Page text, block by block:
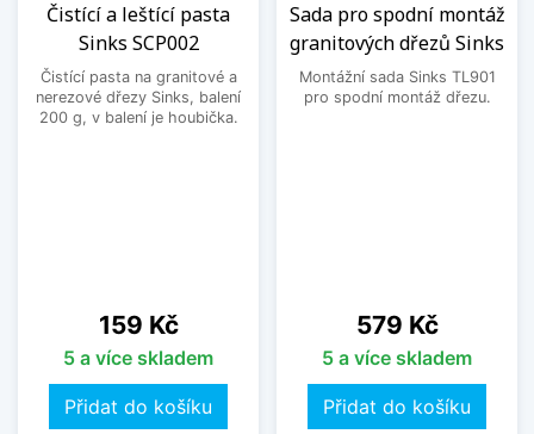
Čistící a leštící pasta
Sinks SCP002
Čistící pasta na granitové a
nerezové dřezy Sinks, balení
200 g, v balení je houbička.
Cena
159 Kč
5 a více skladem
Přidat do košíku
Sada pro spodní montáž
granitových dřezů Sinks
Montážní sada Sinks TL901
pro spodní montáž dřezu.
Cena
579 Kč
5 a více skladem
Přidat do košíku